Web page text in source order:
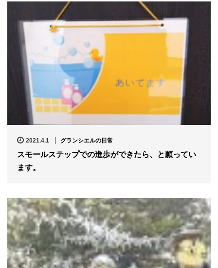
2021.4.1 グランシエルの日常
スモールステップでの進歩ができたら、と願ってい
ます。